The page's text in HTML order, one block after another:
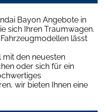
Bayon Angebote in
sich Ihren Traumwagen.
lässt
mit den neuesten
oder sich für ein
wir bieten Ihnen eine